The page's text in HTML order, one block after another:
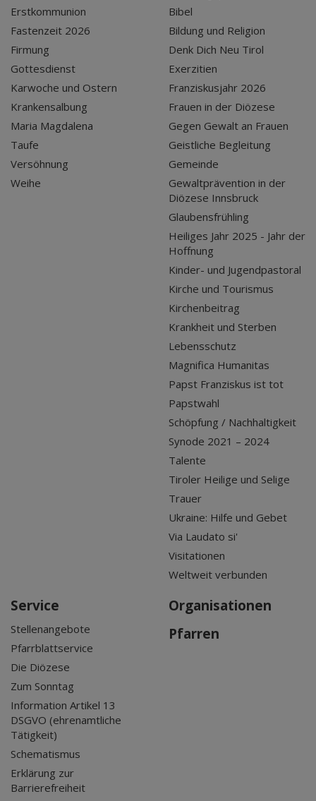
Erstkommunion
Fastenzeit 2026
Firmung
Gottesdienst
Karwoche und Ostern
Krankensalbung
Maria Magdalena
Taufe
Versöhnung
Weihe
Bibel
Bildung und Religion
Denk Dich Neu Tirol
Exerzitien
Franziskusjahr 2026
Frauen in der Diözese
Gegen Gewalt an Frauen
Geistliche Begleitung
Gemeinde
Gewaltprävention in der
Diözese Innsbruck
Glaubensfrühling
Heiliges Jahr 2025 - Jahr der
Hoffnung
Kinder- und Jugendpastoral
Kirche und Tourismus
Kirchenbeitrag
Krankheit und Sterben
Lebensschutz
Magnifica Humanitas
Papst Franziskus ist tot
Papstwahl
Schöpfung / Nachhaltigkeit
Synode 2021 – 2024
Talente
Tiroler Heilige und Selige
Trauer
Ukraine: Hilfe und Gebet
Via Laudato si'
Visitationen
Weltweit verbunden
Service
Stellenangebote
Pfarrblattservice
Die Diözese
Zum Sonntag
Information Artikel 13
DSGVO (ehrenamtliche
Tätigkeit)
Schematismus
Erklärung zur
Barrierefreiheit
Organisationen
Pfarren